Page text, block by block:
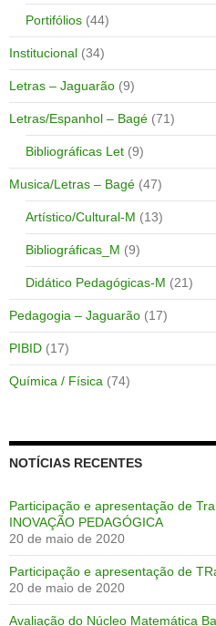
Portifólios (44)
Institucional (34)
Letras – Jaguarão (9)
Letras/Espanhol – Bagé (71)
Bibliográficas Let (9)
Musica/Letras – Bagé (47)
Artístico/Cultural-M (13)
Bibliográficas_M (9)
Didático Pedagógicas-M (21)
Pedagogia – Jaguarão (17)
PIBID (17)
Química / Física (74)
NOTÍCIAS RECENTES
Participação e apresentação de
INOVAÇÃO PEDAGÓGICA
20 de maio de 2020
Participação e apresentação de
20 de maio de 2020
Avaliação do Núcleo Matemática